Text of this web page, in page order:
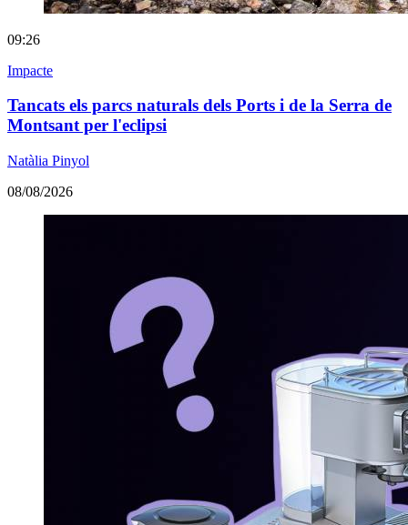
09:26
Impacte
Tancats els parcs naturals dels Ports i de la Serra de
Montsant per l'eclipsi
Natàlia Pinyol
08/08/2026